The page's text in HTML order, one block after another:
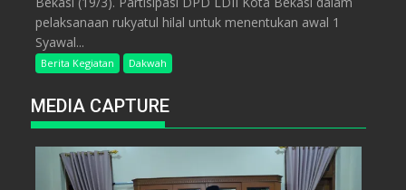
pelaksanaan rukyatul hilal untuk menentukan awal 1
Syawal...
Berita Kegiatan Dakwah
MEDIA CAPTURE